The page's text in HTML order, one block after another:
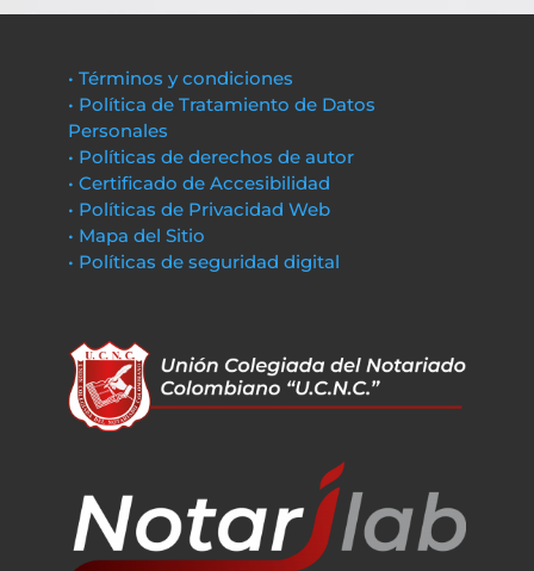
• Términos y condiciones
• Política de Tratamiento de Datos
Personales
• Políticas de derechos de autor
• Certificado de Accesibilidad
• Políticas de Privacidad Web
• Mapa del Sitio
• Políticas de seguridad digital